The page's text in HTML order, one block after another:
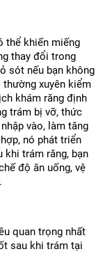
thể khiến miếng
thay đổi trong
sót nếu bạn không
thường xuyên kiểm
khám răng định
trám bị vỡ, thức
vào, làm tăng
nó phát triển
khi trám răng, bạn
độ ăn uống, vệ
quan trọng nhất
sau khi trám tại